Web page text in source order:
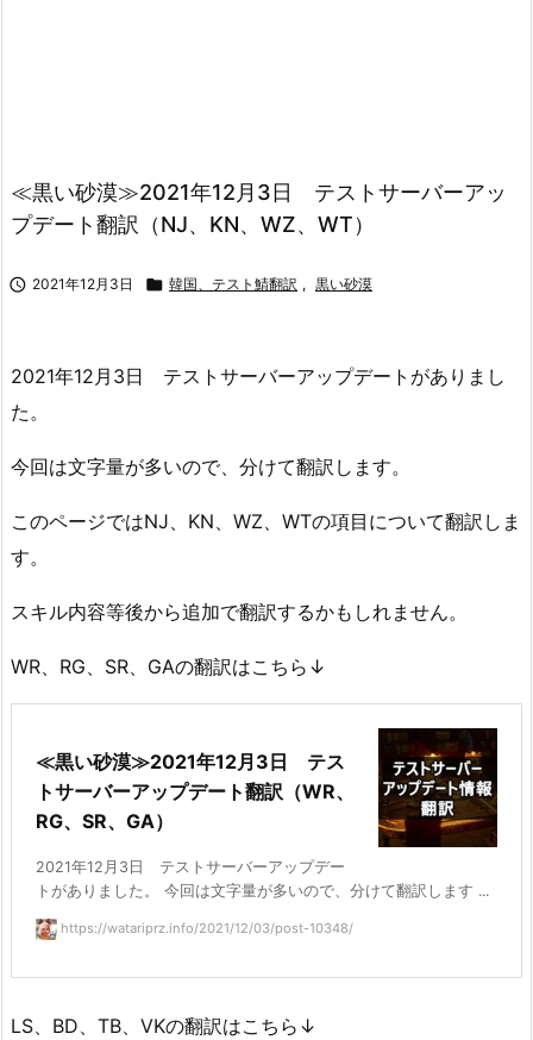
≪黒い砂漠≫2021年12月3日 テストサーバーアッ
プデート翻訳（NJ、KN、WZ、WT）
 2021年12月3日  韓国、テスト鯖翻訳 , 黒い砂漠
2021年12月3日 テストサーバーアップデートがありまし
た。
今回は文字量が多いので、分けて翻訳します。
このページではNJ、KN、WZ、WTの項目について翻訳しま
す。
スキル内容等後から追加で翻訳するかもしれません。
WR、RG、SR、GAの翻訳はこちら↓
≪黒い砂漠≫2021年12月3日 テス
トサーバーアップデート翻訳（WR、
RG、SR、GA）
2021年12月3日 テストサーバーアップデー
トがありました。 今回は文字量が多いので、分けて翻訳します ...
https://watariprz.info/2021/12/03/post-10348/
LS、BD、TB、VKの翻訳はこちら↓